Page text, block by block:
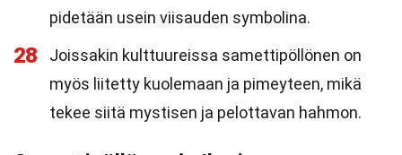
pidetään usein viisauden symbolina.
28
Joissakin kulttuureissa samettipöllönen on
myös liitetty kuolemaan ja pimeyteen, mikä
tekee siitä mystisen ja pelottavan hahmon.